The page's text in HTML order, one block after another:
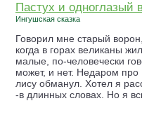
Пастух и одноглазый
Ингушская сказка
Говорил мне старый ворон,
когда в горах великаны
малые, по-человечески
может, и нет. Недаром про
лису обманул. Хотел я
-в длинных словах. Но я